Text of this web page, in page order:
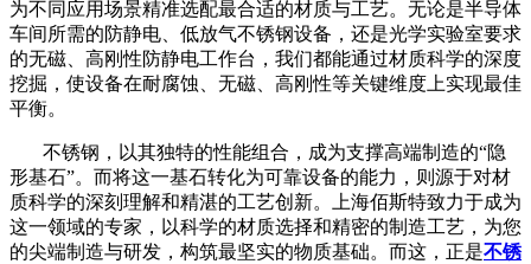
为不同应用场景精准选配最合适的材质与工艺。无论是半导体
车间所需的防静电、低放气不锈钢设备，还是光学实验室要求
的无磁、高刚性防静电工作台，我们都能通过材质科学的深度
挖掘，使设备在耐腐蚀、无磁、高刚性等关键维度上实现最佳
平衡。
不锈钢，以其独特的性能组合，成为支撑高端制造的“隐
形基石”。而将这一基石转化为可靠设备的能力，则源于对材
质科学的深刻理解和精湛的工艺创新。上海佰斯特致力于成为
这一领域的专家，以科学的材质选择和精密的制造工艺，为您
的尖端制造与研发，构筑最坚实的物质基础。而这，正是不锈